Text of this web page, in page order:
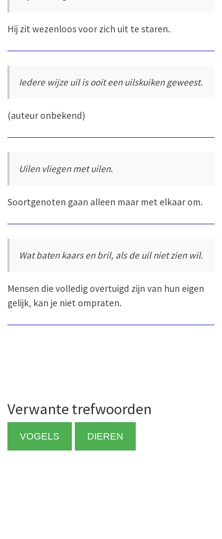
Hij zit wezenloos voor zich uit te staren.
Iedere wijze uil is ooit een uilskuiken geweest.
(auteur onbekend)
Uilen vliegen met uilen.
Soortgenoten gaan alleen maar met elkaar om.
Wat baten kaars en bril, als de uil niet zien wil.
Mensen die volledig overtuigd zijn van hun eigen
gelijk, kan je niet ompraten.
Verwante trefwoorden
VOGELS DIEREN